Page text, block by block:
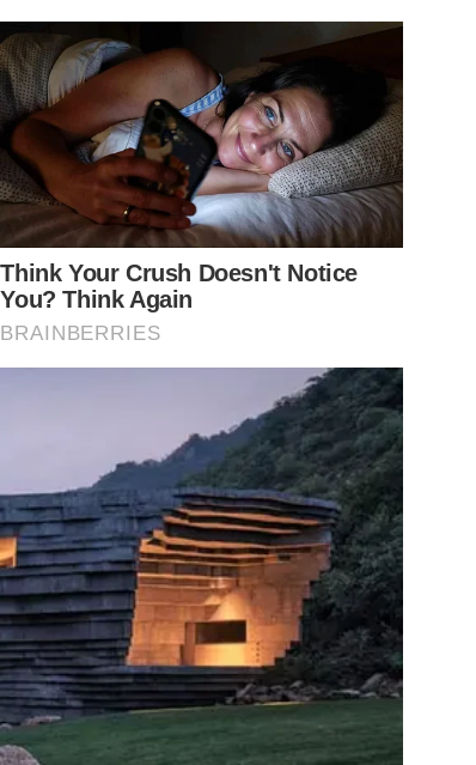
Think Your Crush Doesn't Notice
You? Think Again
BRAINBERRIES